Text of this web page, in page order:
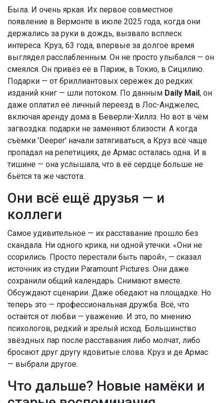
Была. И очень яркая. Их первое совместное
появление в Вермонте в июле 2025 года, когда они
держались за руки в дождь, вызвало всплеск
интереса. Круз, 63 года, впервые за долгое время
выглядел расслабленным. Он не просто улыбался — он
смеялся. Он привёз её в Париж, в Токио, в Сицилию.
Подарки — от бриллиантовых серёжек до редких
изданий книг — шли потоком. По данным Daily Mail, он
даже оплатил её личный переезд в Лос-Анджелес,
включая аренду дома в Беверли-Хиллз. Но вот в чём
загвоздка: подарки не заменяют близости. А когда
съёмки 'Deeper' начали затягиваться, а Круз всё чаще
пропадал на репетициях, де Армас осталась одна. И в
тишине — она услышала, что в её сердце больше не
бьётся та же частота.
Они всё ещё друзья — и
коллеги
Самое удивительное — их расставание прошло без
скандала. Ни одного крика, ни одной утечки. «Они не
ссорились. Просто перестали быть парой», — сказал
источник из студии Paramount Pictures. Они даже
сохранили общий календарь. Снимают вместе.
Обсуждают сценарии. Даже обедают на площадке. Но
теперь это — профессиональная дружба. Всё, что
остаётся от любви — уважение. И это, по мнению
психологов, редкий и зрелый исход. Большинство
звёздных пар после расставания либо молчат, либо
бросают друг другу ядовитые слова. Круз и де Армас
— выбрали другое.
Что дальше? Новые намёки и